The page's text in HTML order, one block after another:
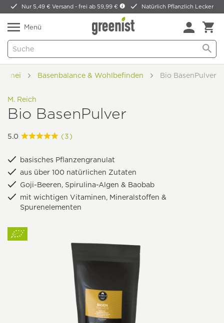
Nur 5,49 € Versand -frei ab 59,99 € Natürlich Pflanzlich Lecker
Menü
Basenbalance & Wohlbefinden Bio BasenPulver
M. Reich
Bio BasenPulver
5.0 (3)
basisches Pflanzengranulat
aus über 100 natürlichen Zutaten
Goji-Beeren, Spirulina-Algen & Baobab
mit wichtigen Vitaminen, Mineralstoffen &
Spurenelementen